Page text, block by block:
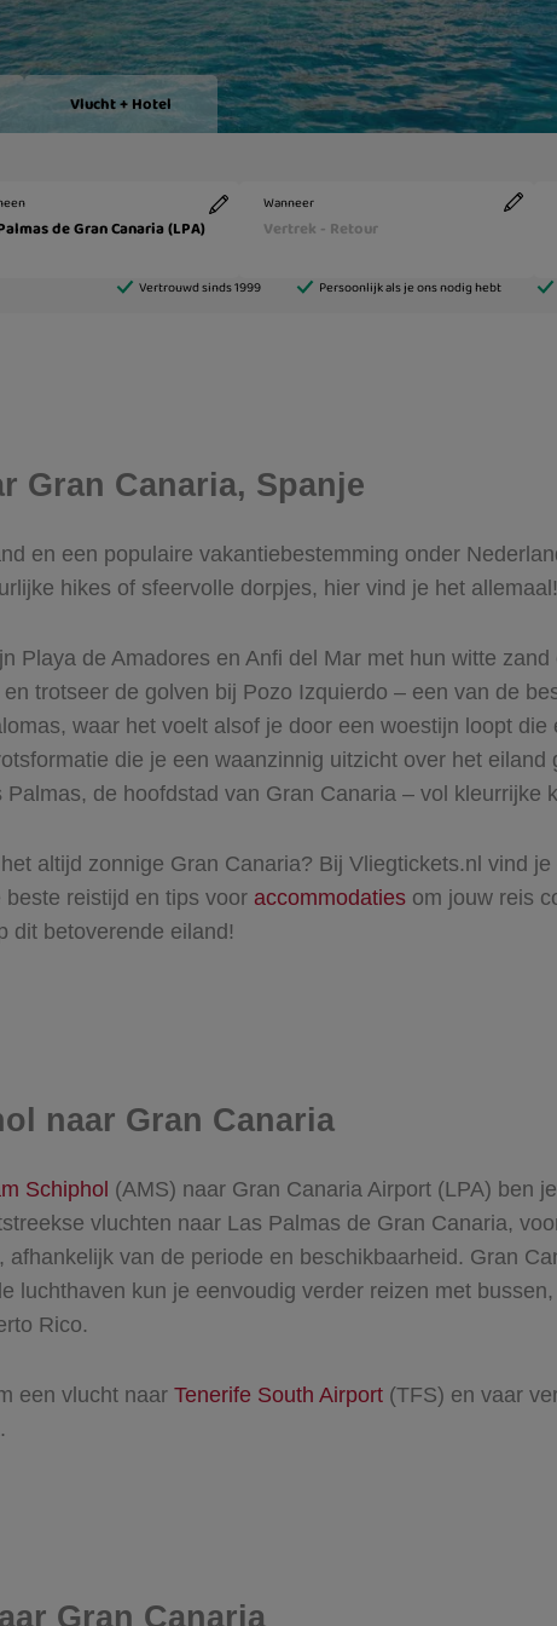
Gran Canaria, Spanje
en een populaire vakantiebestemming onder
hikes of sfeervolle dorpjes, hier vind je het allemaal!
Playa de Amadores en Anfi del Mar met hun witte
trotseer de golven bij Pozo Izquierdo – een van de
waar het voelt alsof je door een woestijn loopt
die je een waanzinnig uitzicht over het
de hoofdstad van Gran Canaria – vol kleurrijke
altijd zonnige Gran Canaria? Bij Vliegtickets.nl vind
reistijd en tips voor accommodaties om jouw reis
dit betoverende eiland!
naar Gran Canaria
Schiphol (AMS) naar Gran Canaria Airport (LPA) ben
vluchten naar Las Palmas de Gran Canaria,
van de periode en beschikbaarheid. Gran
luchthaven kun je eenvoudig verder reizen met
Rico.
een vlucht naar Tenerife South Airport (TFS) en vaar
Gran Canaria